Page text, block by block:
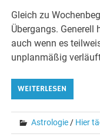
Gleich zu
Übergangs. Generell
auch wenn es
unplanmäßig
WEITERLESEN
Astrologie/ Hier